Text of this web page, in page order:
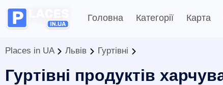
Головна Категорії Карта
Places in UA Львів Гуртівні
Гуртівні продуктів